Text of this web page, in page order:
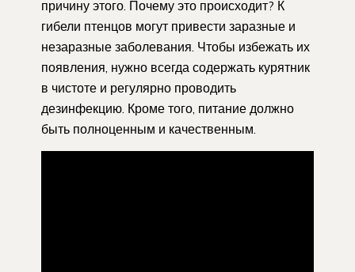
причину этого. Почему это происходит? К
гибели птенцов могут привести заразные и
незаразные заболевания. Чтобы избежать их
появления, нужно всегда содержать курятник
в чистоте и регулярно проводить
дезинфекцию. Кроме того, питание должно
быть полноценным и качественным.